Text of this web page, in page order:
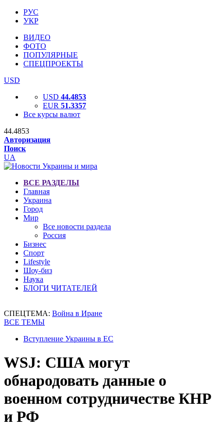
РУС
УКР
ВИДЕО
ФОТО
ПОПУЛЯРНЫЕ
СПЕЦПРОЕКТЫ
USD
USD 44.4853
EUR 51.3357
Все курсы валют
44.4853
Авторизация
Поиск
UA
ВСЕ РАЗДЕЛЫ
Главная
Украина
Город
Мир
Все новости раздела
Россия
Бизнес
Спорт
Lifestyle
Шоу-биз
Наука
БЛОГИ ЧИТАТЕЛЕЙ
СПЕЦТЕМА: Война в Иране
ВСЕ ТЕМЫ
Вступление Украины в ЕС
WSJ: США могут
обнародовать данные о
военном сотрудничестве КНР
и РФ